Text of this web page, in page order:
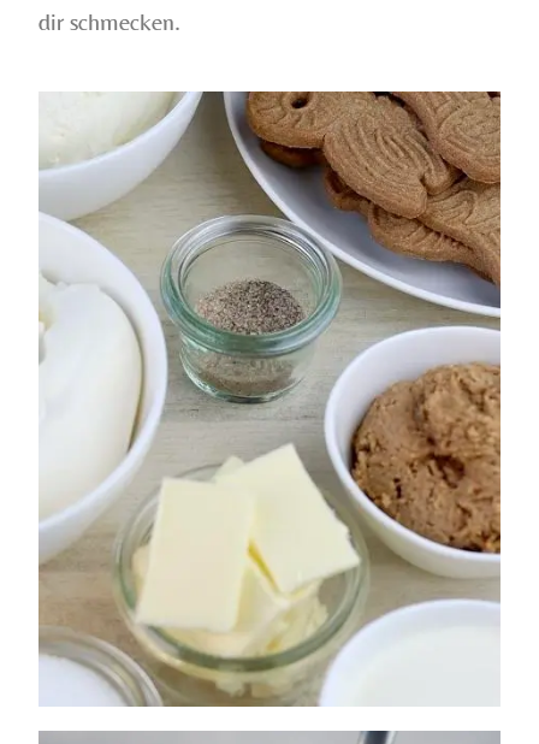
dir schmecken.